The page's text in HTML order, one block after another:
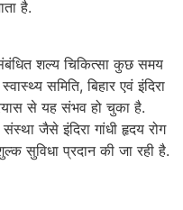
है.
शल्य चिकित्सा कुछ समय
समिति, बिहार एवं इंदिरा
से यह संभव हो चुका है.
जैसे इंदिरा गांधी हृदय रोग
सुविधा प्रदान की जा रही है.